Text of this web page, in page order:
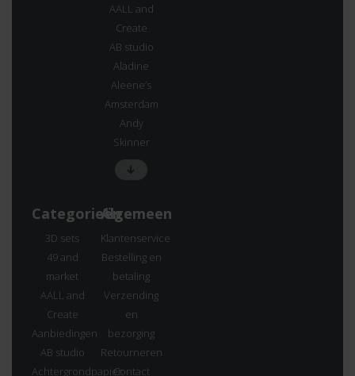
AALL and
Create
AB studio
Aladine
Aleene’s
Amsterdam
Andy
Skinner
Categorieën
3D sets
49 and
market
AALL and
Create
Aanbiedingen
AB studio
Achtergrondpapier
Algemeen
Klantenservice
Bestelling en
betaling
Verzending
en
bezorging
Retourneren
Contact